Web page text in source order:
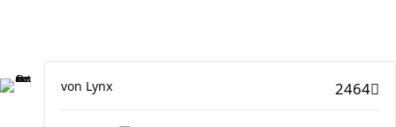
2464
von Lynx